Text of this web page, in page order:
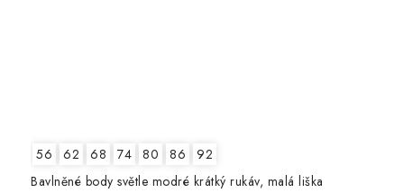
56 62 68 74 80 86
92
Bavlněné body světle modré krátký rukáv, malá liška